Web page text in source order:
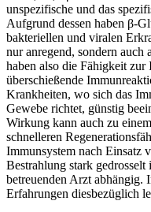
unspezifische und das
Aufgrund dessen haben β-
bakteriellen und viralen
nur anregend, sondern auch
haben also die Fähigkeit
überschießende
Krankheiten, wo sich das
Gewebe richtet, günstig
Wirkung kann auch zu
schnelleren
Immunsystem nach Einsatz
Bestrahlung stark
betreuenden Arzt abhängig.
Erfahrungen diesbezüglich